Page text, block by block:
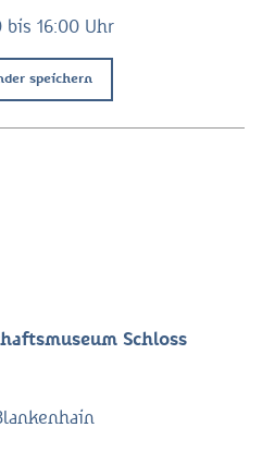
bis 16:00 Uhr
speichern
Schloss